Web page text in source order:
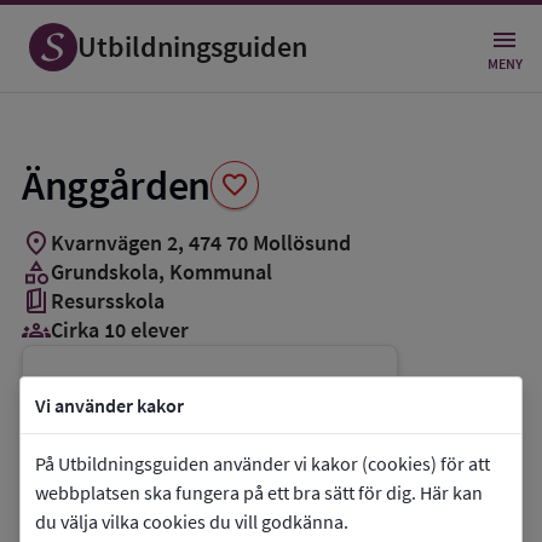
Vi använder kakor
På Utbildningsguiden använder vi kakor (cookies) för att
webbplatsen ska fungera på ett bra sätt för dig. Här kan
du välja vilka cookies du vill godkänna.
Utbildningsguiden MENY
Änggården favorite
Spara
som
favorit
location_on Kvarnvägen 2, 474 70 Mollösund
categoryGrundskola, Kommunal
book_5 Resursskola
groups_3Cirka 10 elever
Vill du kontakta skolan?
phoneTelefon:0304-334000
mailE-post:larande@orust.se
link Webbplats: Änggården